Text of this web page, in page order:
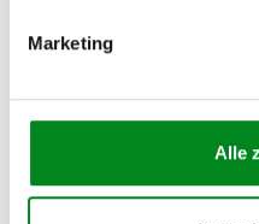
Marketing
Alle
Support kontaktieren (Chat,
Wir benötigen folgende